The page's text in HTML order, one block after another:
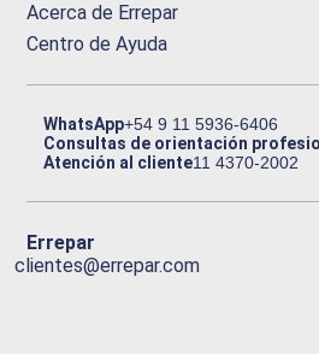
Acerca de Errepar
Centro de Ayuda
WhatsApp+54 9 11 5936-6406
Consultas de orientación
Atención al cliente11 4370-2002
Errepar
clientes@errepar.com